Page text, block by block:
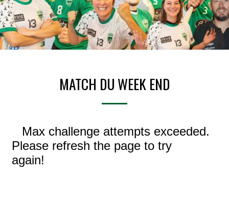
MATCH DU WEEK END